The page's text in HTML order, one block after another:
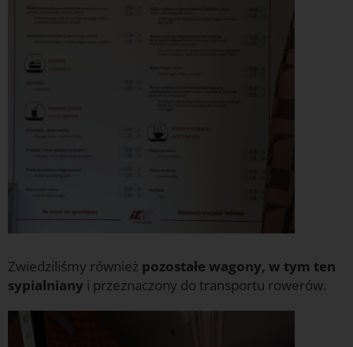
Zwiedziliśmy również pozostałe wagony, w tym ten
sypialniany i przeznaczony do transportu rowerów.